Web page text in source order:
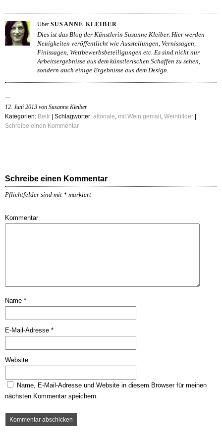
Über SUSANNE KLEIBER
Dies ist das Blog der Künstlerin Susanne Kleiber. Hier werden
Neuigkeiten veröffentlicht wie Ausstellungen, Vernissagen,
Finissagen, Wettbewerbsbeteiligungen etc. Es sind nicht nur
Arbeitsergebnisse aus dem künstlerischen Schaffen zu sehen,
sondern auch einige Ergebnisse aus dem Design.
12. Juni 2013 von Susanne Kleiber
Kategorien: Beitr | Schlagwörter: altonale, mit Wein gemalt, Weinbilder
Schreibe einen Kommentar
Schreibe einen Kommentar
Pflichtfelder sind mit * markiert
Kommentar
Name *
E-Mail-Adresse *
Website
Name, E-Mail-Adresse und Website in diesem Browser für meinen
nächsten Kommentar speichern.